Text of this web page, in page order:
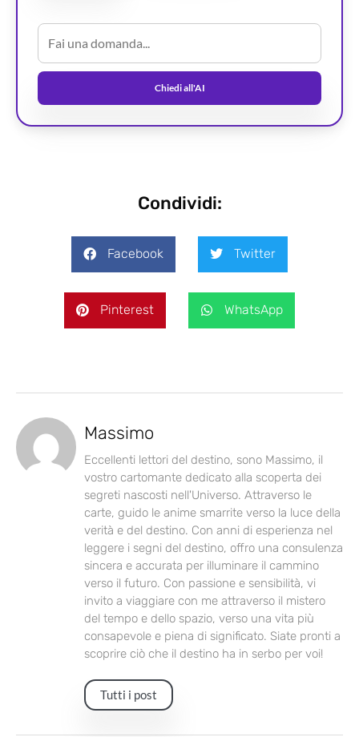
Chiedi all'AI
Condividi:
Facebook Twitter
Pinterest WhatsApp
Massimo
Eccellenti lettori del destino, sono Massimo, il
vostro cartomante dedicato alla scoperta dei
segreti nascosti nell'Universo. Attraverso le
carte, guido le anime smarrite verso la luce della
verità e del destino. Con anni di esperienza nel
leggere i segni del destino, offro una consulenza
sincera e accurata per illuminare il cammino
verso il futuro. Con passione e sensibilità, vi
invito a viaggiare con me attraverso il mistero
del tempo e dello spazio, verso una vita più
consapevole e piena di significato. Siate pronti a
scoprire ciò che il destino ha in serbo per voi!
Tutti i post